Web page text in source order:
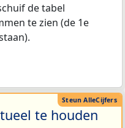
de tabel
te zien (de 1e
te houden